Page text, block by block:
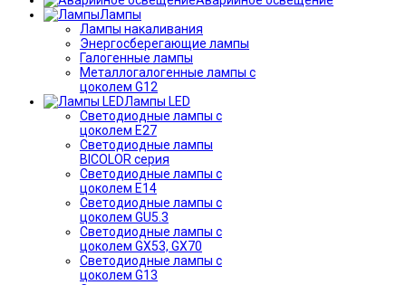
Лампы
Лампы накаливания
Энергосберегающие лампы
Галогенные лампы
Металлогалогенные лампы с
цоколем G12
Лампы LED
Светодиодные лампы с
цоколем E27
Светодиодные лампы
BICOLOR серия
Светодиодные лампы с
цоколем E14
Светодиодные лампы с
цоколем GU5.3
Светодиодные лампы с
цоколем GX53, GX70
Светодиодные лампы с
цоколем G13